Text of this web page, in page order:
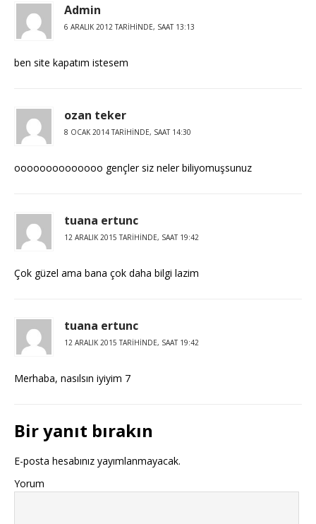
Admin
6 ARALIK 2012 TARIHINDE, SAAT 13:13
ben site kapatım istesem
ozan teker
8 OCAK 2014 TARIHINDE, SAAT 14:30
oooooooooooooo gençler siz neler biliyomuşsunuz
tuana ertunc
12 ARALIK 2015 TARIHINDE, SAAT 19:42
Çok güzel ama bana çok daha bilgi lazim
tuana ertunc
12 ARALIK 2015 TARIHINDE, SAAT 19:42
Merhaba, nasılsın iyiyim 7
Bir yanıt bırakın
E-posta hesabınız yayımlanmayacak.
Yorum